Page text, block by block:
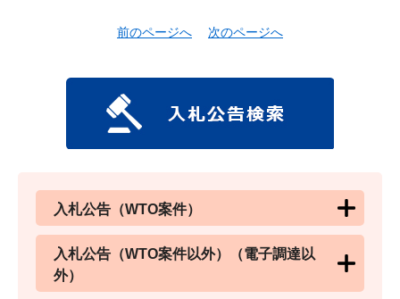
前のページへ 次のページへ
入札公告（WTO案件）
入札公告（WTO案件以外）（電子調達以
外）